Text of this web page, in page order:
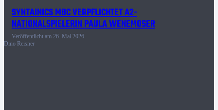
SYNTAINICS MBC VERPFLICHTET A2-
NATIONALSPIELERIN PAULA WENEMOSER
Veröffentlicht am 26. Mai 2026
Dino Reisner